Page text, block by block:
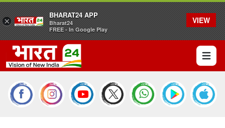
Open
×
BHARAT24 APP
Bharat24
FREE - In Google Play
VIEW